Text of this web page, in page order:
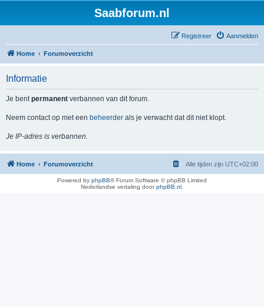
Saabforum.nl
Aanmelden
Registreer
Home Forumoverzicht
Informatie
Je bentpermanent verbannen van dit forum.
Neem contact op met een beheerder als je verwacht dat dit niet klopt.
Je IP-adres is verbannen.
Home Forumoverzicht Alle tijden zijn UTC+02:00
Powered by phpBB® Forum Software © phpBB Limited
Nederlandse vertaling doorphpBB.nl